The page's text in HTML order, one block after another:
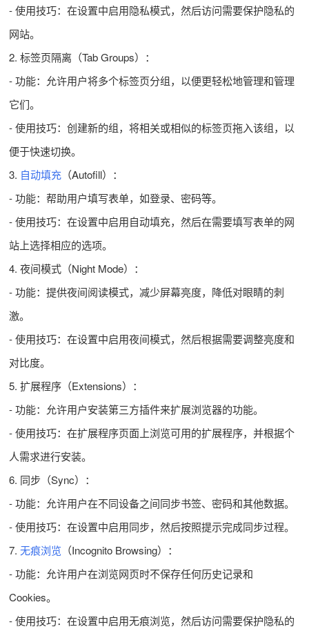
- 使用技巧：在设置中启用隐私模式，然后访问需要保护隐私的
网站。
2. 标签页隔离（Tab Groups）：
- 功能：允许用户将多个标签页分组，以便更轻松地管理和管理
它们。
- 使用技巧：创建新的组，将相关或相似的标签页拖入该组，以
便于快速切换。
3. 自动填充（Autofill）：
- 功能：帮助用户填写表单，如登录、密码等。
- 使用技巧：在设置中启用自动填充，然后在需要填写表单的网
站上选择相应的选项。
4. 夜间模式（Night Mode）：
- 功能：提供夜间阅读模式，减少屏幕亮度，降低对眼睛的刺
激。
- 使用技巧：在设置中启用夜间模式，然后根据需要调整亮度和
对比度。
5. 扩展程序（Extensions）：
- 功能：允许用户安装第三方插件来扩展浏览器的功能。
- 使用技巧：在扩展程序页面上浏览可用的扩展程序，并根据个
人需求进行安装。
6. 同步（Sync）：
- 功能：允许用户在不同设备之间同步书签、密码和其他数据。
- 使用技巧：在设置中启用同步，然后按照提示完成同步过程。
7. 无痕浏览（Incognito Browsing）：
- 功能：允许用户在浏览网页时不保存任何历史记录和
Cookies。
- 使用技巧：在设置中启用无痕浏览，然后访问需要保护隐私的